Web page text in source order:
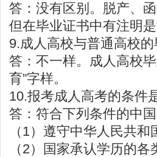
答：没有区别。脱产、
但在毕业证书中有注明是
9.成人高校与普通高校
答：不一样。成人高校
育”字样。
10.报考成人高考的条件
答：符合下列条件的中
（1）遵守中华人民共和
（2）国家承认学历的